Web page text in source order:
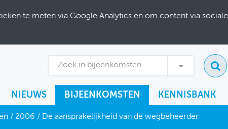
te meten via Google Analytics en om content via sociale
Zoek in bijeenkomsten
NIEUWS BIJEENKOMSTEN KENNISBANK
/ 2006 / De aansprakelijkheid van de wegbeheerder